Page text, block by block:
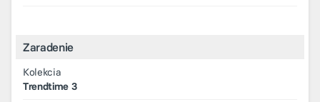
Zaradenie
Kolekcia
Trendtime 3